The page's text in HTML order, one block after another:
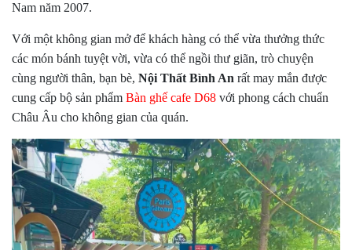
Nam năm 2007.
Với một không gian mở để khách hàng có thể vừa thưởng thức
các món bánh tuyệt vời, vừa có thể ngồi thư giãn, trò chuyện
cùng người thân, bạn bè, Nội Thất Bình An rất may mắn được
cung cấp bộ sản phẩm Bàn ghế cafe D68 với phong cách chuẩn
Châu Âu cho không gian của quán.